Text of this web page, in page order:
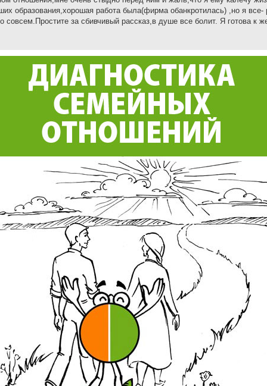
образования,хорошая работа была(фирма обанкротилась) ,но я
за сбивчивый рассказ,в душе все болит. Я готова к